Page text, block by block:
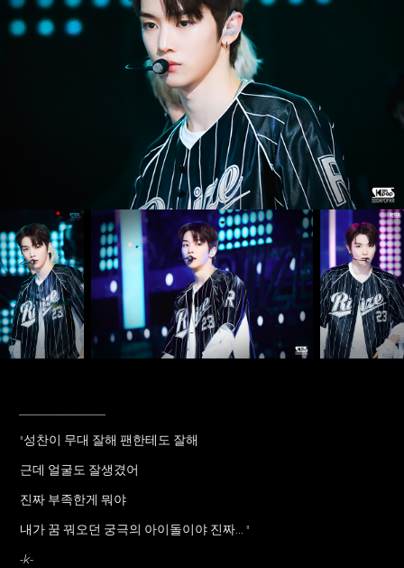
"성찬이 무대 잘해 팬한테도 잘해
근데 얼굴도 잘생겼어
진짜 부족한게 뭐야
내가 꿈 꿔오던 궁극의 아이돌이야 진짜... "
-k-